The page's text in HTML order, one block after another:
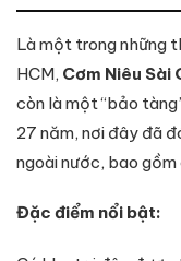
Là một trong những
HCM, Cơm Niêu Sài
còn là một “bảo
27 năm, nơi đây đã
ngoài nước, bao
Đặc điểm nổi bật: